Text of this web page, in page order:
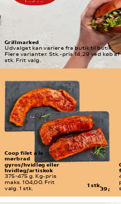
1 stk.
39,-
Coop filet a la
mørbrad
gyros/hvidløg eller
hvidløg/artiskok
375-475 g. Kg-pris
maks. 104,00. Frit
valg. 1 stk.
Grillmarked
Udvalget kan variere fra butik til butik.
Flere varianter. Stk.-pris 14,29 ved køb af
stk. Frit valg.
kød og